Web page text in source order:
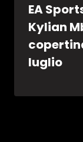
EA
Kylian
luglio